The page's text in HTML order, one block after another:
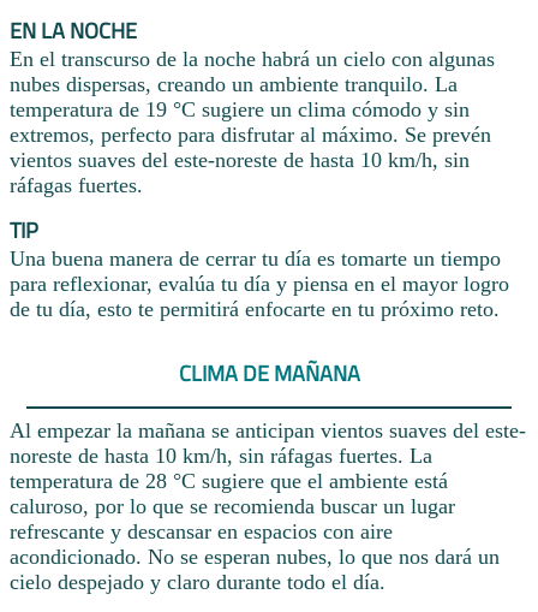
EN LA NOCHE
En el transcurso de la noche habrá un cielo con algunas
nubes dispersas, creando un ambiente tranquilo. La
temperatura de 19 °C sugiere un clima cómodo y sin
extremos, perfecto para disfrutar al máximo. Se prevén
vientos suaves del este-noreste de hasta 10 km/h, sin
ráfagas fuertes.
TIP
Una buena manera de cerrar tu día es tomarte un tiempo
para reflexionar, evalúa tu día y piensa en el mayor logro
de tu día, esto te permitirá enfocarte en tu próximo reto.
CLIMA DE MAÑANA
Al empezar la mañana se anticipan vientos suaves del este-
noreste de hasta 10 km/h, sin ráfagas fuertes. La
temperatura de 28 °C sugiere que el ambiente está
caluroso, por lo que se recomienda buscar un lugar
refrescante y descansar en espacios con aire
acondicionado. No se esperan nubes, lo que nos dará un
cielo despejado y claro durante todo el día.